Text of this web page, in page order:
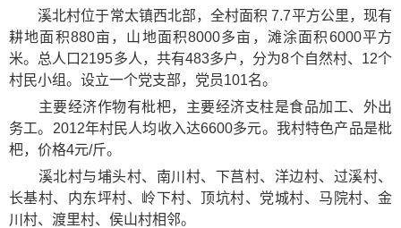
溪北村位于常太镇西北部，全村面积 7.7平方公里，现有
耕地面积880亩，山地面积8000多亩，滩涂面积6000平方
米。总人口2195多人，共有483多户，分为8个自然村、12个
村民小组。设立一个党支部，党员101名。
主要经济作物有枇杷，主要经济支柱是食品加工、外出
务工。2012年村民人均收入达6600多元。我村特色产品是枇
杷，价格4元/斤。
溪北村与埔头村、南川村、下莒村、洋边村、过溪村、
长基村、内东坪村、岭下村、顶坑村、党城村、马院村、金
川村、渡里村、侯山村相邻。